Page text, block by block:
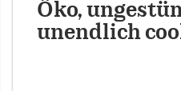
Öko,
unendlich